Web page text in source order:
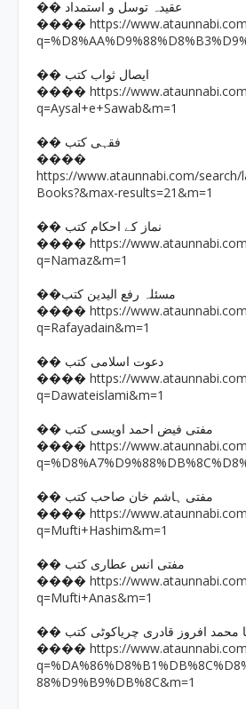
�� عقیدہ توسل و استمداد
���� https://
�� ایصال ثواب کتب
���� https://
q=Aysal+e+Sawab&m=1
�� فقہی کتب
����
https://www.ataunnabi.com/search/
Books?&max-results=21&m=1
�� نماز کے احکام کتب
���� https://
q=Namaz&m=1
��مسئلہ رفع الیدین کتب
���� https://
q=Rafayadain&m=1
�� دعوت اسلامی کتب
���� https://
q=Dawateislami&m=1
�� مفتی فیض احمد اویسی کتب
���� https://
�� مفتی ہاشم خان صاحب کتب
���� https://
q=Mufti+Hashim&m=1
�� مفتی انس عطاری کتب
���� https://
q=Mufti+Anas&m=1
محمد افروز قادری چریاکوٹی کتب
���� https://
88%D9%B9%DB%8C&m=1